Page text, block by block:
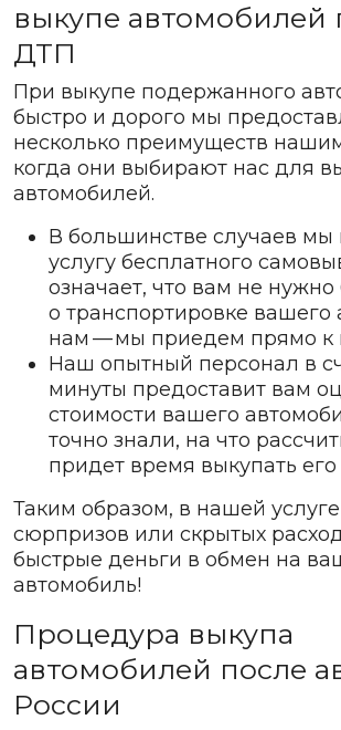
выкупе автомобилей
ДТП
При выкупе подержанного
быстро и дорого мы
несколько преимуществ
когда они выбирают нас для
автомобилей.
В большинстве случаев мы
услугу бесплатного
означает, что вам не нужно
о транспортировке вашего
нам — мы приедем прямо к
Наш опытный персонал в
минуты предоставит вам
стоимости вашего
точно знали, на что
придет время выкупать его
Таким образом, в нашей
сюрпризов или скрытых
быстрые деньги в обмен на
автомобиль!
Процедура выкупа
автомобилей после
России